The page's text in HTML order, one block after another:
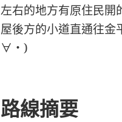
左右的地方有原住民開
屋後方的小道直通往金
∀・)
路線摘要